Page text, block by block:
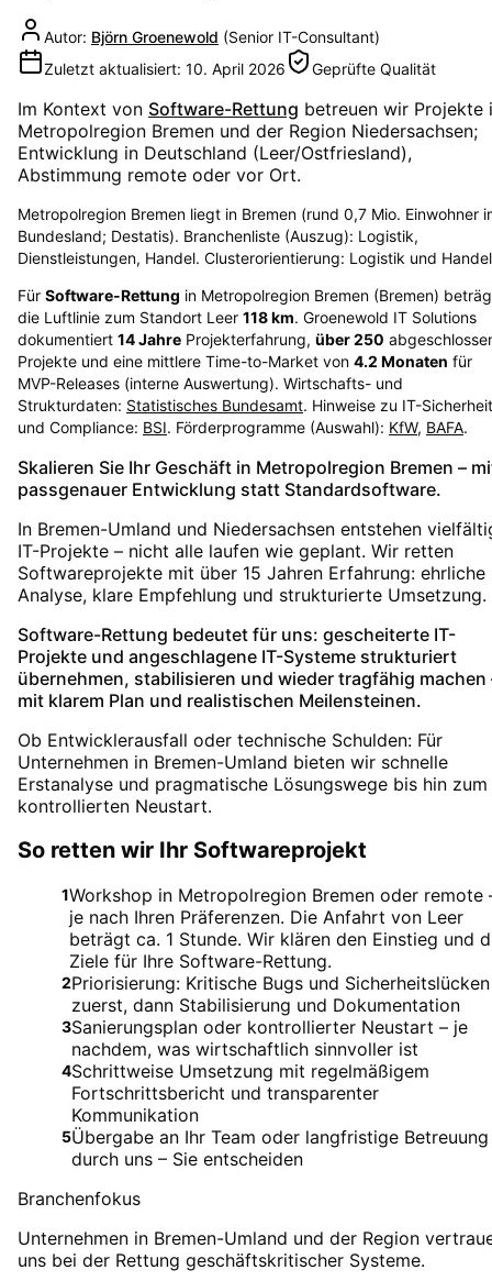
Autor: Björn Groenewold (Senior IT-Consultant)
Zuletzt aktualisiert: 10. April 2026 Geprüfte Qualität
Im Kontext von Software-Rettung betreuen wir Projekte
Metropolregion Bremen und der Region Niedersachsen;
Entwicklung in Deutschland (Leer/Ostfriesland),
Abstimmung remote oder vor Ort.
Metropolregion Bremen liegt in Bremen (rund 0,7 Mio. Einwohner
Bundesland; Destatis). Branchenliste (Auszug): Logistik,
Dienstleistungen, Handel. Clusterorientierung: Logistik und
Für Software-Rettung in Metropolregion Bremen (Bremen)
die Luftlinie zum Standort Leer 118km. Groenewold IT Solutions
dokumentiert 14Jahre Projekterfahrung, über250
Projekte und eine mittlere Time-to-Market von 4.2 Monaten für
MVP-Releases (interne Auswertung). Wirtschafts- und
Strukturdaten: Statistisches Bundesamt. Hinweise zu IT-Sicherheit
und Compliance: BSI. Förderprogramme (Auswahl): KfW, BAFA.
Skalieren Sie Ihr Geschäft in Metropolregion Bremen –
passgenauer Entwicklung statt Standardsoftware.
In Bremen-Umland und Niedersachsen entstehen
IT-Projekte – nicht alle laufen wie geplant. Wir retten
Softwareprojekte mit über 15 Jahren Erfahrung: ehrliche
Analyse, klare Empfehlung und strukturierte Umsetzung.
Software-Rettung bedeutet für uns: gescheiterte IT-
Projekte und angeschlagene IT-Systeme strukturiert
übernehmen, stabilisieren und wieder tragfähig machen
mit klarem Plan und realistischen Meilensteinen.
Ob Entwicklerausfall oder technische Schulden: Für
Unternehmen in Bremen-Umland bieten wir schnelle
Erstanalyse und pragmatische Lösungswege bis hin zum
kontrollierten Neustart.
So retten wir Ihr Softwareprojekt
1Workshop in Metropolregion Bremen oder remote
je nach Ihren Präferenzen. Die Anfahrt von Leer
beträgt ca. 1 Stunde. Wir klären den Einstieg und
Ziele für Ihre Software-Rettung.
2Priorisierung: Kritische Bugs und Sicherheitslücken
zuerst, dann Stabilisierung und Dokumentation
3Sanierungsplan oder kontrollierter Neustart – je
nachdem, was wirtschaftlich sinnvoller ist
4Schrittweise Umsetzung mit regelmäßigem
Fortschrittsbericht und transparenter
Kommunikation
5Übergabe an Ihr Team oder langfristige Betreuung
durch uns – Sie entscheiden
Branchenfokus
Unternehmen in Bremen-Umland und der Region
uns bei der Rettung geschäftskritischer Systeme.